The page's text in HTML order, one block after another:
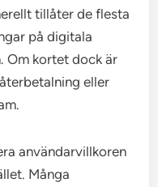
tillåter de flesta
på digitala
Om kortet dock är
eller
användarvillkoren
Många